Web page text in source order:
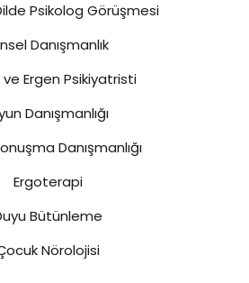
Psikolog Görüşmesi
Danışmanlık
Ergen Psikiyatristi
Danışmanlığı
Danışmanlığı
Ergoterapi
Bütünleme
Nörolojisi